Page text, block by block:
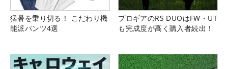
猛暑を乗り切る！ こだわり機
能派パンツ4選
プロギアのRS DUOはFW・UT
も完成度が高く購入者続出！